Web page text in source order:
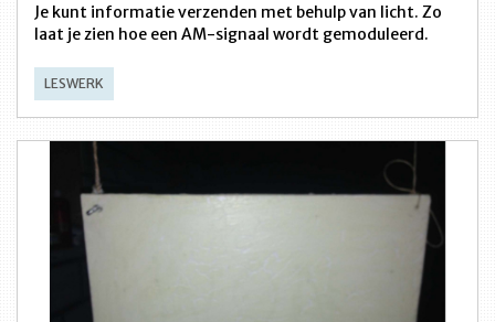
Je kunt informatie verzenden met behulp van licht. Zo
laat je zien hoe een AM-signaal wordt gemoduleerd.
LESWERK